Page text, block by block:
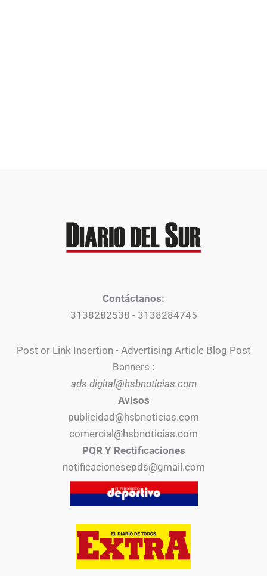
Contáctanos:
3138282538 - 3138284745
Post or Link Insertion - Advertising Article Blog Post
Banners :
ads.digital@hsbnoticias.com
Avisos
publicidad@hsbnoticias.com
comercial@hsbnoticias.com
PQR Y Rectificaciones
notificacionesepds@gmail.com